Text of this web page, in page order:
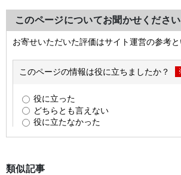
このページについてお聞かせください
類似記事